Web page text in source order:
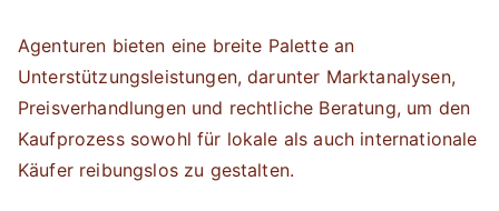
Agenturen bieten eine breite Palette an
Unterstützungsleistungen, darunter Marktanalysen,
Preisverhandlungen und rechtliche Beratung, um den
Kaufprozess sowohl für lokale als auch internationale
Käufer reibungslos zu gestalten.